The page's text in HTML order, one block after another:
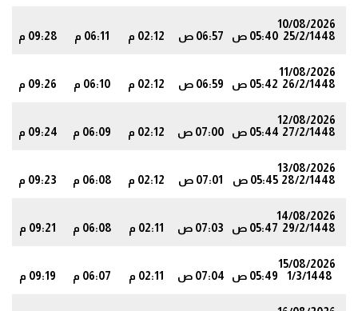
10/08/2026
25/2/1448 05:40 ص 06:57 ص 02:12 م 06:11 م 09:28 م
11/08/2026
26/2/1448 05:42 ص 06:59 ص 02:12 م 06:10 م 09:26 م
12/08/2026
27/2/1448 05:44 ص 07:00 ص 02:12 م 06:09 م 09:24 م
13/08/2026
28/2/1448 05:45 ص 07:01 ص 02:12 م 06:08 م 09:23 م
14/08/2026
29/2/1448 05:47 ص 07:03 ص 02:11 م 06:08 م 09:21 م
15/08/2026
1/3/1448
05:49 ص 07:04 ص 02:11 م 06:07 م 09:19 م